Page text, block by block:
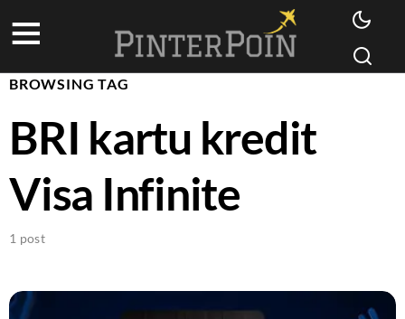
BROWSING TAG
BRI kartu kredit
Visa Infinite
1 post